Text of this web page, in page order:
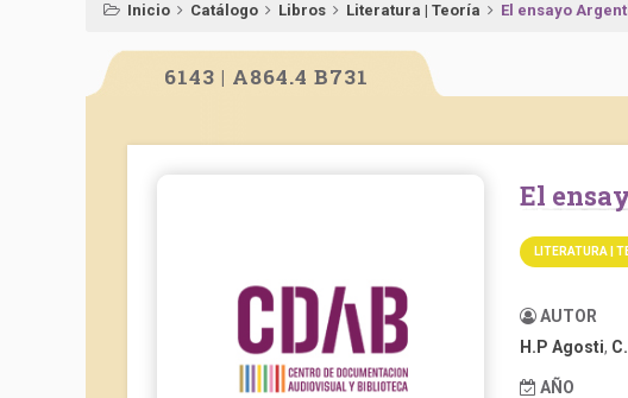
Inicio Catálogo Libros Literatura | Teoría El ensayo
6143 | A864.4 B731
El
LITERATURA |
AUTOR
H.P Agosti,
AÑO